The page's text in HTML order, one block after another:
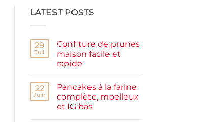
LATEST POSTS
29
Juil
Confiture de prunes
maison facile et
rapide
sur
Confiture
de
prunes
22
Juin
Pancakes à la farine
complète, moelleux
et IG bas